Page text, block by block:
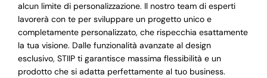
alcun limite di personalizzazione. Il nostro team di esperti
lavorerà con te per sviluppare un progetto unico e
completamente personalizzato, che rispecchia esattamente
la tua visione. Dalle funzionalità avanzate al design
esclusivo, STIIP ti garantisce massima flessibilità e un
prodotto che si adatta perfettamente al tuo business.